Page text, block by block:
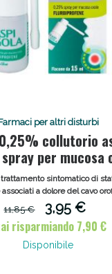
per altri disturbi
collutorio
per mucosa
sintomatico di
a dolore del cavo
faringiti), anche in
conservativa o estrattiva.
11,85 €
3,95 €
risparmiando 7,90 €
Disponibile
Prostata: Sconti fino